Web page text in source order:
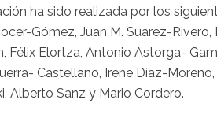
ha sido realizada por los
Gómez, Juan M. Suarez-
Félix Elortza, Antonio Astorga-
Castellano, Irene Díaz-
Alberto Sanz y Mario Cordero.